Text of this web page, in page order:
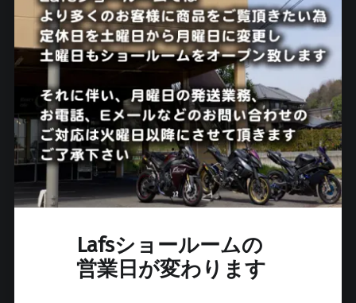
ュ
ー
ア
ル
さ
れ
ま
し
た
"
Lafsショールームの
営業日が変わります